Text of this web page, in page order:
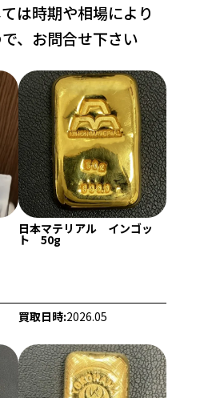
22金 (K22) ブレス
は時期や相場により
、お問合せ下さい
日本マテリアル インゴッ
ト 50g
買取日時:2026.05